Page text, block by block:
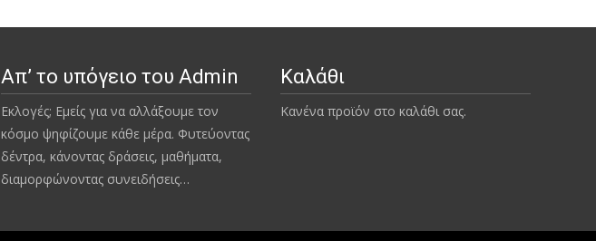
Απ’ το υπόγειο του Admin
Εκλογές; Εμείς για να αλλάξουμε τον
κόσμο ψηφίζουμε κάθε μέρα. Φυτεύοντας
δέντρα, κάνοντας δράσεις, μαθήματα,
διαμορφώνοντας συνειδήσεις…
Καλάθι
Κανένα προϊόν στο καλάθι σας.